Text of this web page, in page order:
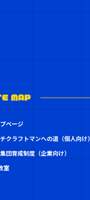
ページ
クラフトマンへの道（個人向け）
団育成制度（企業向け）
室